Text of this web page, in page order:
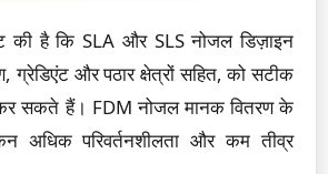
की है कि SLA और SLS नोजल डिज़ाइन
ग्रेडिएंट और पठार क्षेत्रों सहित, को सटीक
सकते हैं। FDM नोजल मानक वितरण के
अधिक परिवर्तनशीलता और कम तीव्र